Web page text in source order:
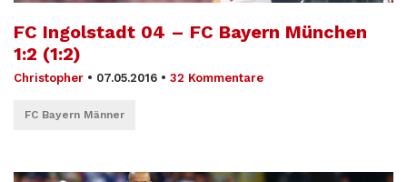
FC Ingolstadt 04 – FC Bayern München
1:2 (1:2)
Christopher • 07.05.2016 • 32 Kommentare
FC Bayern Männer